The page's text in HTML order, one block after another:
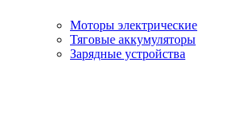
Моторы электрические
Тяговые аккумуляторы
Зарядные устройства